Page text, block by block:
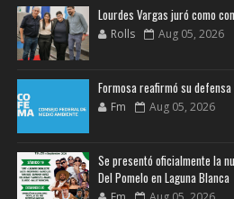
Lourdes Vargas juró como
Rolls Aug 05, 2026
Formosa reafirmó su
Fm Aug 05, 2026
Se presentó oficialmente la
Del Pomelo en Laguna Blanca